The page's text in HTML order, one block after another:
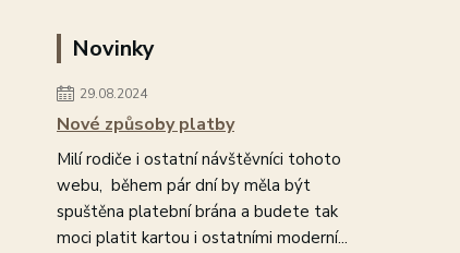
Novinky
29.08.2024
Nové způsoby platby
Milí rodiče i ostatní návštěvníci tohoto
webu, během pár dní by měla být
spuštěna platební brána a budete tak
moci platit kartou i ostatními moderní...